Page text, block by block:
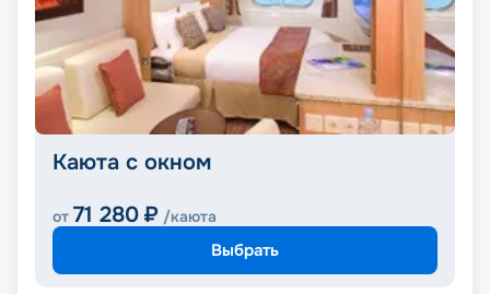
Каюта с окном
от 71 280 ₽ /каюта
Выбрать